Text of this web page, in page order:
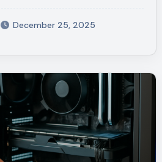
December 25, 2025